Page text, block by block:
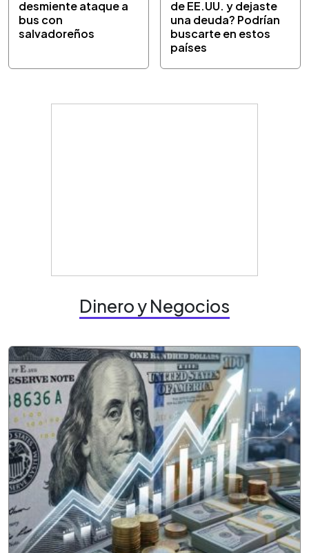
desmiente ataque a
bus con
salvadoreños
de EE.UU. y dejaste
una deuda? Podrían
buscarte en estos
países
Dinero y Negocios